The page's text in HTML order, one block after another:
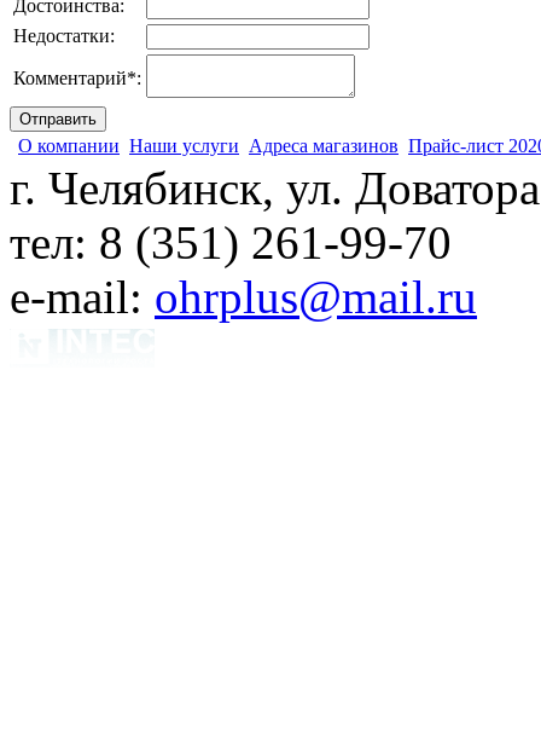
Достоинства:
Недостатки:
Комментарий*:
О компании Наши услуги Адреса магазинов Прайс-лист
г. Челябинск, ул.
тел: 8 (351) 261-99-70
e-mail: ohrplus@mail.ru